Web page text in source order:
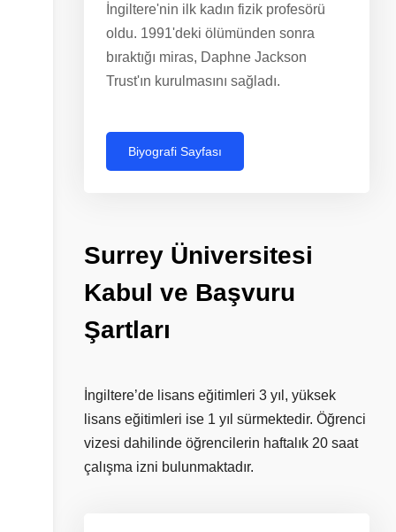
İngiltere'nin ilk kadın fizik profesörü
oldu. 1991'deki ölümünden sonra
bıraktığı miras, Daphne Jackson
Trust'ın kurulmasını sağladı.
Biyografi Sayfası
Surrey Üniversitesi
Kabul ve Başvuru
Şartları
İngiltere’de lisans eğitimleri 3 yıl, yüksek
lisans eğitimleri ise 1 yıl sürmektedir. Öğrenci
vizesi dahilinde öğrencilerin haftalık 20 saat
çalışma izni bulunmaktadır.